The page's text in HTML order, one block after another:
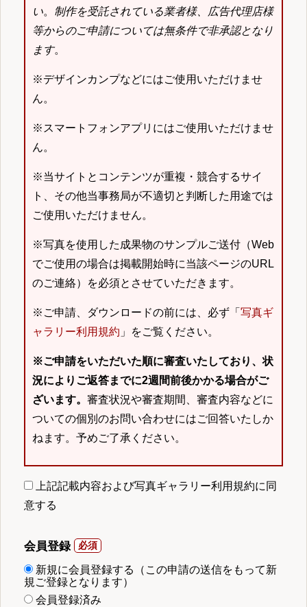
い。 制作を受託されている業者様、広告代理店様
等からのご申請については無条件で非承認となり
ます。
※デザインカンプなどにはご使用いただけませ
ん。
※スマートフォンアプリにはご使用いただけませ
ん。
※当サイトとコンテンツが重複・競合するサイ
ト、その他当事務局が不適切と判断した用途では
ご使用いただけません。
※写真を使用した成果物のサンプルご送付（Web
でご使用の場合は掲載開始時に当該ページのURL
のご連絡）を必須とさせていただきます。
※ご申請、ダウンロードの前には、必ず「 写真ギ
ャラリー利用規約 」をご覧ください。
※ご申請をいただいた順に審査いたしており、状
況によりご返答までに2週間前後かかる場合がご
ざいます。 審査状況や審査期間、審査内容などに
ついての個別のお問い合わせにはご回答いたしか
ねます。予めご了承ください。
上記記載内容および写真ギャラリー利用規約に同
意する
会員登録
新規に会員登録する（この申請の送信をもって新
規ご登録となります）
会員登録済み